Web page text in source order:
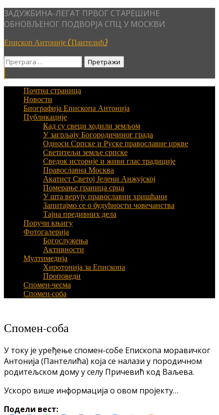
Skip
to
ЗАДУЖБИНА-ЛЕГАТ ПРВОГ СТАРЕШИНЕ
ОБНОВЉЕНОГ ПОДВОРЈА СПЦ У МОСКВИ
Епископ Антоније (Пантелић)
Претрага
Почтна страница
Новости
Биографија Епископа Антонија
Публикације
Кад су свеци ходили земљом
У загрљају Богородичиног града
Односи Српске и Руске православне цркве
Светитељи земље српске
Сведок историје и живи глас традиције
Православна Москва
Акатист Светој Јелени Анжујској
Померање граница срца
У шта верују православни хришћани
Запитајмо се о будућности човечанства
Тајна предивних дела
Поручи књигу
Фотогалерија
Богослужења
Активности
Мултимедија
Хиротонија за Епископа
Проповеди
Спомен-чесма
Спомен-соба
Спомен-соба
У току је уређење спомен-собе Епископа моравичког
Антонија (Пантелића) која се налази у породичном
родитељском дому у селу Причевић код Ваљева.
Ускоро више информација о овом пројекту…
Подели вест: